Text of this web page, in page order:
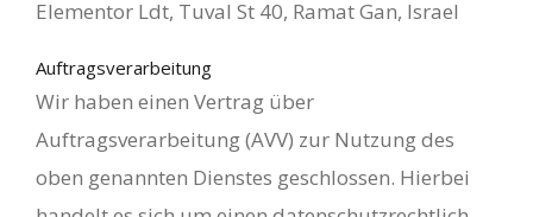
Elementor Ldt, Tuval St 40, Ramat Gan, Israel
Auftragsverarbeitung
Wir haben einen Vertrag über
Auftragsverarbeitung (AVV) zur Nutzung des
oben genannten Dienstes geschlossen. Hierbei